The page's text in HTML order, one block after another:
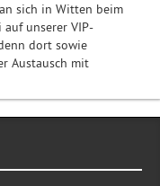
sich in Witten beim
auf unserer VIP-
dort sowie
Austausch mit